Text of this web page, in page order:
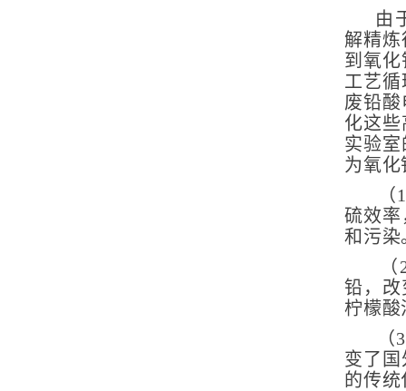
由
解精
到氧
工艺
废铅
化这
实验
为氧
（
硫效率
和污染
（
铅，
柠檬酸
（3
变了
的传统